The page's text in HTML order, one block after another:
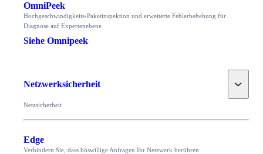
OmniPeek
Hochgeschwindigkeits-Paketinspektion und erweiterte Fehlerbehebung für
Diagnose auf Expertenebene
Siehe Omnipeek
Netzwerksicherheit Toggle
Netzsicherheit
Edge
Verhindern Sie, dass böswillige Anfragen Ihr Netzwerk berühren